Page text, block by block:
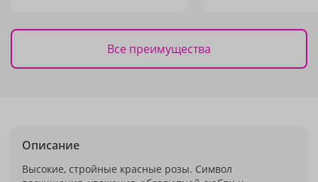
Все преимущества
Описание
Высокие, стройные красные розы. Символ